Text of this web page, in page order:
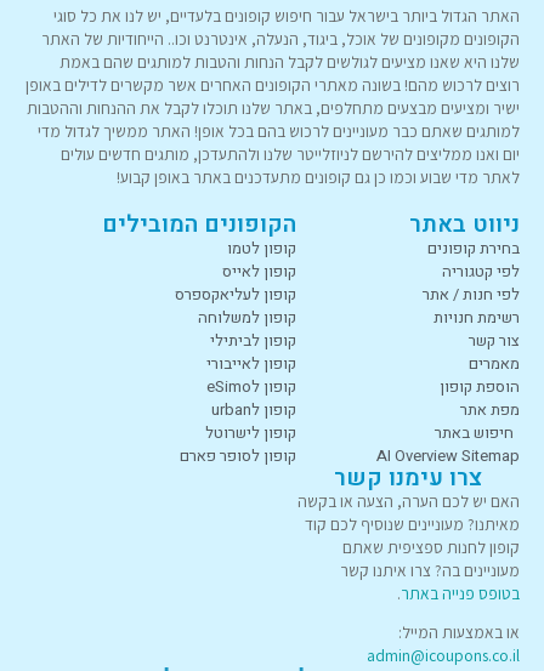
האתר הגדול ביותר בישראל עבור חיפוש קופונים בלעדיים, יש לנו את כל סוגי
הקופונים מקופונים של אוכל, ביגוד, הנעלה, אינטרנט וכו.. הייחודיות של האתר
שלנו היא שאנו מציעים לגולשים לקבל הנחות והטבות למותגים שהם באמת
רוצים לרכוש מהם! בשונה מאתרי הקופונים האחרים אשר מקשרים לדילים באופן
ישיר ומציעים מבצעים מתחלפים, באתר שלנו תוכלו לקבל את ההנחות וההטבות
למותגים שאתם כבר מעוניינים לרכוש בהם בכל אופן! האתר ממשיך לגדול מדי
יום ואנו ממליצים להירשם לניוזלייטר שלנו ולהתעדכן, מותגים חדשים עולים
לאתר מדי שבוע וכמו כן גם קופונים מתעדכנים באתר באופן קבוע!
ניווט באתר
בחירת קופונים
לפי קטגוריה
לפי חנות / אתר
רשימת חנויות
צור קשר
מאמרים
הוספת קופון
מפת אתר
חיפוש באתר
AI Overview Sitemap
הקופונים המובילים
קופון לטמו
קופון לאייס
קופון לעליאקספרס
קופון למשלוחה
קופון לביתילי
קופון לאייבורי
קופון לeSimo
קופון לurban
קופון לישרוטל
קופון לסופר פארם
צרו עימנו קשר
האם יש לכם הערה, הצעה או בקשה
מאיתנו? מעוניינים שנוסיף לכם קוד
קופון לחנות ספציפית שאתם
מעוניינים בה? צרו איתנו קשר
בטופס פנייה באתר.
או באמצעות המייל:
admin@icoupons.co.il